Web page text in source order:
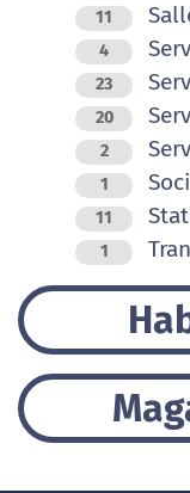
11
4
23
20
2
1
11
1